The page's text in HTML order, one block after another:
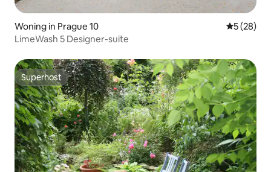
Woning in Prague 10
5 (28)
LimeWash 5 Designer-suite
Superhost
Superhost